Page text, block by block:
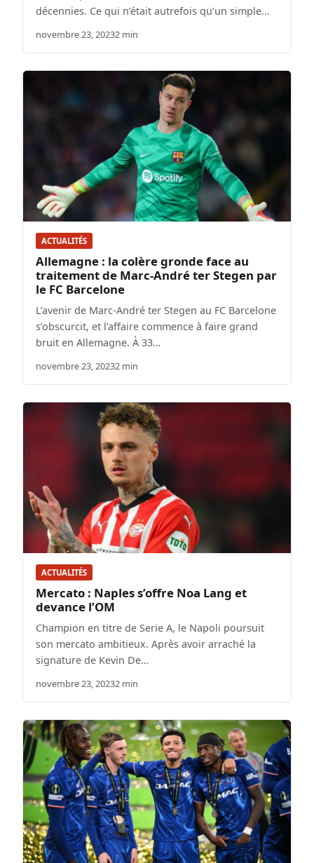
décennies. Ce qui n’était autrefois qu’un simple…
novembre 23, 20232 min
ACTUALITÉS
Allemagne : la colère gronde face au
traitement de Marc-André ter Stegen par
le FC Barcelone
L’avenir de Marc-André ter Stegen au FC Barcelone
s’obscurcit, et l’affaire commence à faire grand
bruit en Allemagne. À 33…
novembre 23, 20232 min
ACTUALITÉS
Mercato : Naples s’offre Noa Lang et
devance l’OM
Champion en titre de Serie A, le Napoli poursuit
son mercato ambitieux. Après avoir arraché la
signature de Kevin De…
novembre 23, 20232 min